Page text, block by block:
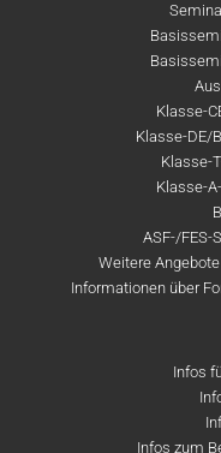
Klasse-
Klasse-DE/
Klasse-
Klasse-
ASF-/FES-
Weitere
Informationen über
Infos
Infos zum